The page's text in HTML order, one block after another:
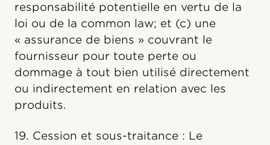
responsabilité potentielle en vertu de la
loi ou de la common law; et (c) une
« assurance de biens » couvrant le
fournisseur pour toute perte ou
dommage à tout bien utilisé directement
ou indirectement en relation avec les
produits.
19. Cession et sous-traitance : Le